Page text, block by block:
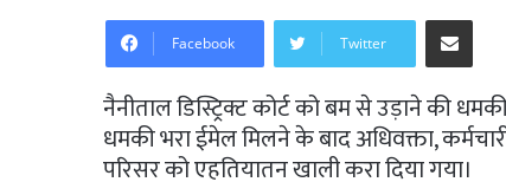
Facebook Twitter
Share via Email
नैनीताल डिस्ट्रिक्ट कोर्ट को बम से उड़ाने की
धमकी भरा ईमेल मिलने के बाद अधिवक्ता,
परिसर को एहतियातन खाली करा दिया गया।